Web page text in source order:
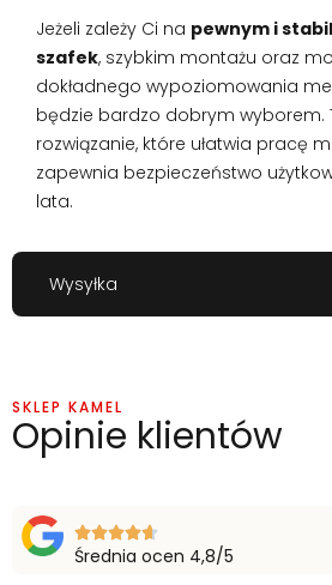
Jeżeli zależy Ci na pewnym i
szafek, szybkim montażu oraz
dokładnego wypoziomowania
będzie bardzo dobrym wyborem.
rozwiązanie, które ułatwia pracę
zapewnia bezpieczeństwo
lata.
Wysyłka
SKLEP KAMEL
Opinie klientów
Średnia ocen 4,8/5